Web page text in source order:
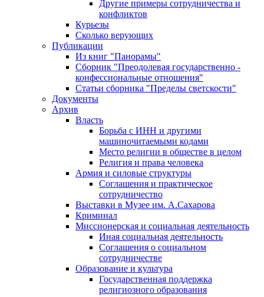
Другие примеры сотрудничества и
конфликтов
Курьезы
Сколько верующих
Публикации
Из книг "Панорамы"
Сборник "Преодолевая государственно -
конфессиональные отношения"
Статьи сборника "Пределы светскости"
Документы
Архив
Власть
Борьба с ИНН и другими
машиночитаемыми кодами
Место религии в обществе в целом
Религия и права человека
Армия и силовые структуры
Соглашения и практическое
сотрудничество
Выставки в Музее им. А.Сахарова
Криминал
Миссионерская и социальная деятельность
Иная социальная деятельность
Соглашения о социальном
сотрудничестве
Образование и культура
Государственная поддержка
религиозного образования